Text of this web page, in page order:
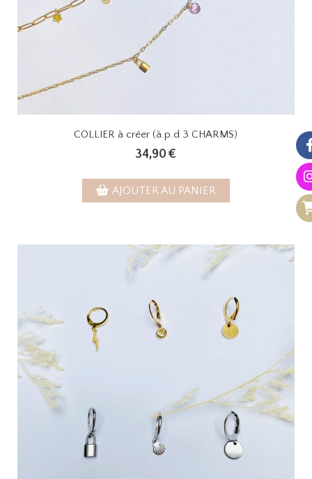
COLLIER à créer (à.p.d 3 CHARMS)
34,90 €
AJOUTER AU PANIER